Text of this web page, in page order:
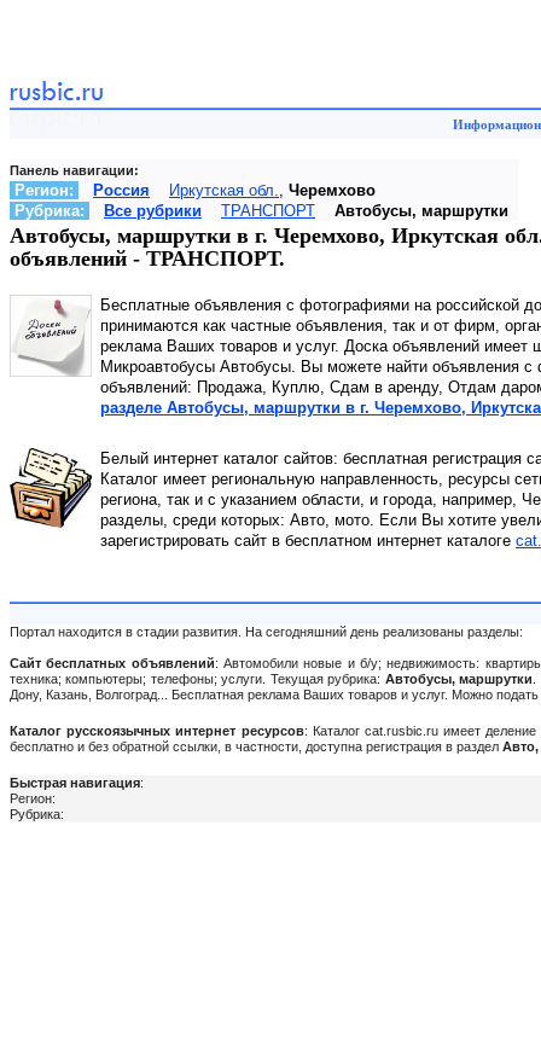
Панель навигации:
Регион: Россия Иркутская обл., Черемхово
Рубрика:
Все рубрики ТРАНСПОРТ Автобусы, маршрутки
Автобусы, маршрутки в г. Черемхово, Иркутская
объявлений - ТРАНСПОРТ.
Бесплатные объявления с фотографиями на российской
принимаются как частные объявления, так и от фирм,
реклама Ваших товаров и услуг. Доска объявлений
Микроавтобусы Автобусы. Вы можете найти объявления с
объявлений: Продажа, Куплю, Сдам в аренду, Отдам
разделе Автобусы, маршрутки в г. Черемхово,
Белый интернет каталог сайтов: бесплатная регистрация
Каталог имеет региональную направленность, ресурсы
региона, так и с указанием области, и города, например,
разделы, среди которых: Авто, мото. Если Вы хотите
зарегистрировать сайт в бесплатном интернет каталоге
Портал находится в стадии развития. На сегодняшний день реализованы разделы:
Сайт бесплатных объявлений: Автомобили новые и б/у; недвижимость:
техника; компьютеры; телефоны; услуги. Текущая рубрика: Автобусы, маршрутки
Дону, Казань, Волгоград... Бесплатная реклама Ваших товаров и услуг. Можно
Каталог русскоязычных интернет ресурсов: Каталог cat.rusbic.ru имеет
бесплатно и без обратной ссылки, в частности, доступна регистрация в раздел
Быстрая навигация:
Регион:
Рубрика: